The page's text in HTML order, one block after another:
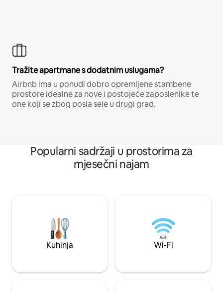
Tražite apartmane s dodatnim uslugama?
Airbnb ima u ponudi dobro opremljene stambene
prostore idealne za nove i postojeće zaposlenike te
one koji se zbog posla sele u drugi grad.
Popularni sadržaji u prostorima za
mjesečni najam
Kuhinja Wi-Fi